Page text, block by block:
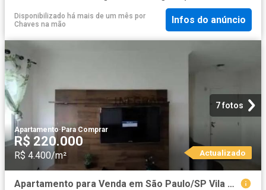
Disponibilizado há mais de um mês por
Chaves na mão
Infos do anúncio
7 fotos
Apartamento·Para Comprar
R$ 220.000
R$ 4.400/m² Actualizado
Apartamento para Venda em São Paulo/SP Vila Arapuã 2 Quartos